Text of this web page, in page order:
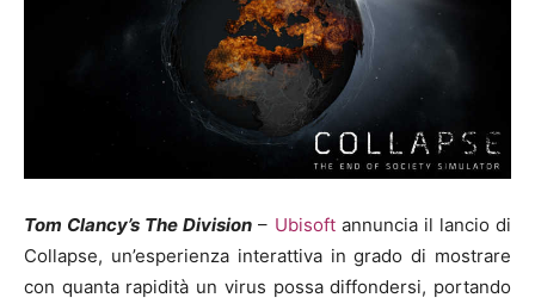
Tom Clancy’s The Division – Ubisoftannuncia il lancio di
Collapse, un’esperienza interattiva in grado di mostrare
con quanta rapidità un virus possa diffondersi, portando